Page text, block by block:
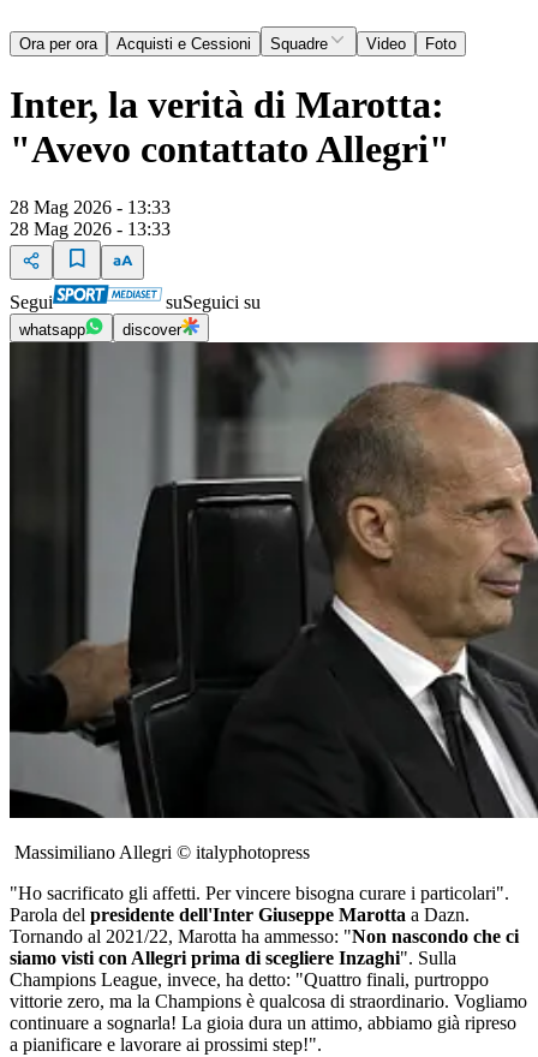
Ora per ora Acquisti e Cessioni Squadre Video Foto
Inter, la verità di Marotta:
"Avevo contattato Allegri"
28 Mag 2026 - 13:33
28 Mag 2026 - 13:33
Segui suSeguici su
whatsapp discover
Massimiliano Allegri © italyphotopress
"Ho sacrificato gli affetti. Per vincere bisogna curare i particolari".
Parola del presidente dell'Inter Giuseppe Marotta a Dazn.
Tornando al 2021/22, Marotta ha ammesso: "Non nascondo che ci
siamo visti con Allegri prima di scegliere Inzaghi". Sulla
Champions League, invece, ha detto: "Quattro finali, purtroppo
vittorie zero, ma la Champions è qualcosa di straordinario. Vogliamo
continuare a sognarla! La gioia dura un attimo, abbiamo già ripreso
a pianificare e lavorare ai prossimi step!".